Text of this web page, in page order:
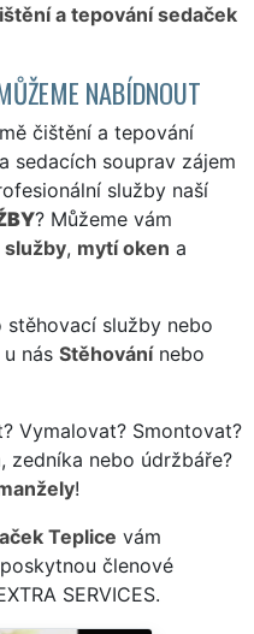
a tepování sedaček
NABÍDNOUT
čištění a tepování
sedacích souprav zájem
služby naší
? Můžeme vám
služby, mytí oken a
služby nebo
nás Stěhovánínebo
Vymalovat? Smontovat?
zedníka nebo údržbáře?
!
Teplice vám
členové
SERVICES.